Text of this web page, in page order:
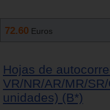
72.60 Euros
Hojas de
VR/NR/AR/MR/
unidades) (B*)